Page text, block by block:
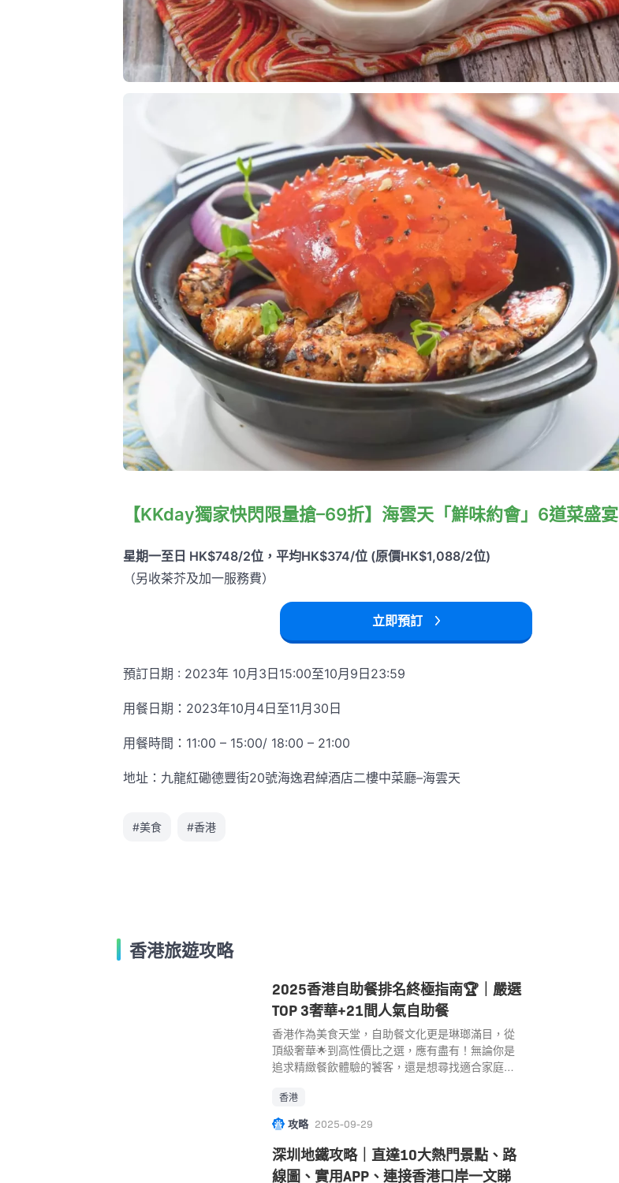
【KKday獨家快閃限量搶–69折】海雲天「鮮味約會」6道菜盛宴
星期一至日 HK$748/2位，平均HK$374/位 (原價HK$1,088/2位)
（另收茶芥及加一服務費）
立即預訂
預訂日期 : 2023年 10月3日15:00至10月9日23:59
用餐日期：2023年10月4日至11月30日
用餐時間：11:00 – 15:00/ 18:00 – 21:00
地址：九龍紅磡德豐街20號海逸君綽酒店二樓中菜廳–海雲天
#美食 #香港
香港旅遊攻略
2025香港自助餐排名終極指南🏆｜嚴選
TOP 3奢華+21間人氣自助餐
香港作為美食天堂，自助餐文化更是琳瑯滿目，從
頂級奢華🌟到高性價比之選，應有盡有！無論你是
追求精緻餐飲體驗的饕客，還是想尋找適合家庭聚
滿足你的需求。我們精心整理出多個自助餐排行
榜，包括「Top 3 奢華自助餐」、「高質與性價比之
選」，更按地區劃分港島、九龍及新界熱門自助餐
廳，同時涵蓋素食自助餐🥗和小童自助餐優惠推
介，助你輕鬆找到心水之選！ 推薦哪間自助餐取決
香港
攻略 2025-09-29
深圳地鐵攻略｜直達10大熱門景點、路
線圖、實用APP、連接香港口岸一文睇